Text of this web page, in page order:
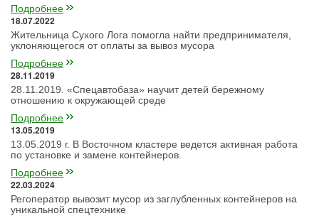
Подробнее
18.07.2022
Жительница Сухого Лога помогла найти предпринимателя,
уклоняющегося от оплаты за вывоз мусора
Подробнее
28.11.2019
28.11.2019. «Спецавтобаза» научит детей бережному
отношению к окружающей среде
Подробнее
13.05.2019
13.05.2019 г. В Восточном кластере ведется активная работа
по установке и замене контейнеров.
Подробнее
22.03.2024
Регоператор вывозит мусор из заглубленных контейнеров на
уникальной спецтехнике